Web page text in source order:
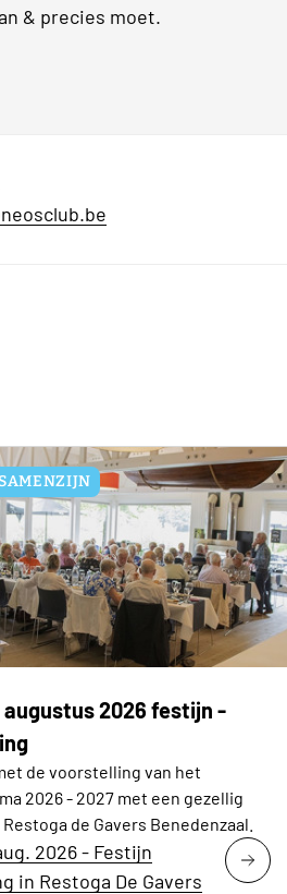
& precies moet.
2026 festijn -
de voorstelling van het
2026 - 2027 met een gezellig
de Gavers Benedenzaal.
2026 - Festijn
in Restoga De Gavers